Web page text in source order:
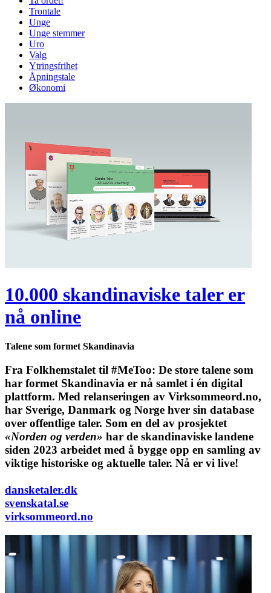
Trontale
Unge
Unge stemmer
Uro
Valg
Ytringsfrihet
Åpningstale
Økonomi
10.000 skandinaviske taler er
nå online
Talene som formet Skandinavia
Fra Folkhemstalet til #MeToo: De store talene som
har formet Skandinavia er nå samlet i én digital
plattform. Med relanseringen av Virksommeord.no,
har Sverige, Danmark og Norge hver sin database
over offentlige taler. Som en del av prosjektet
«Norden og verden» har de skandinaviske landene
siden 2023 arbeidet med å bygge opp en samling av
viktige historiske og aktuelle taler. Nå er vi live!
dansketaler.dk
svenskatal.se
virksommeord.no